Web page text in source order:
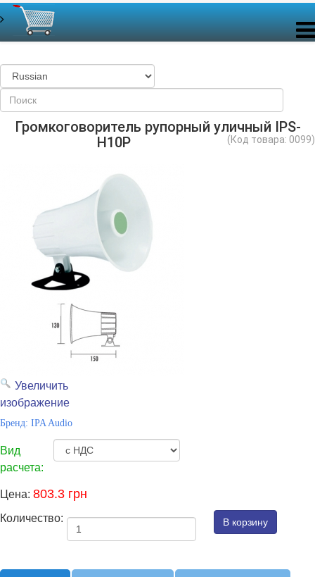
Громкоговоритель рупорный уличный IPS-
H10P
(Код товара: 0099)
Увеличить
изображение
Бренд: IPA Audio
Вид
расчета:
Цена: 803.3 грн
Количество: